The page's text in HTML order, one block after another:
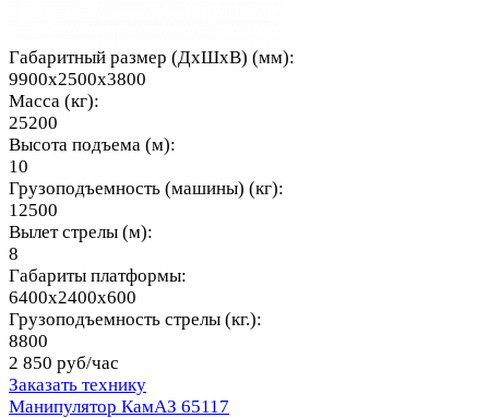
Габаритный размер (ДхШхВ) (мм):
9900x2500x3800
Масса (кг):
25200
Высота подъема (м):
10
Грузоподъемность (машины) (кг):
12500
Вылет стрелы (м):
8
Габариты платформы:
6400х2400х600
Грузоподъемность стрелы (кг.):
8800
2 850 руб/час
Заказать технику
Манипулятор КамАЗ 65117